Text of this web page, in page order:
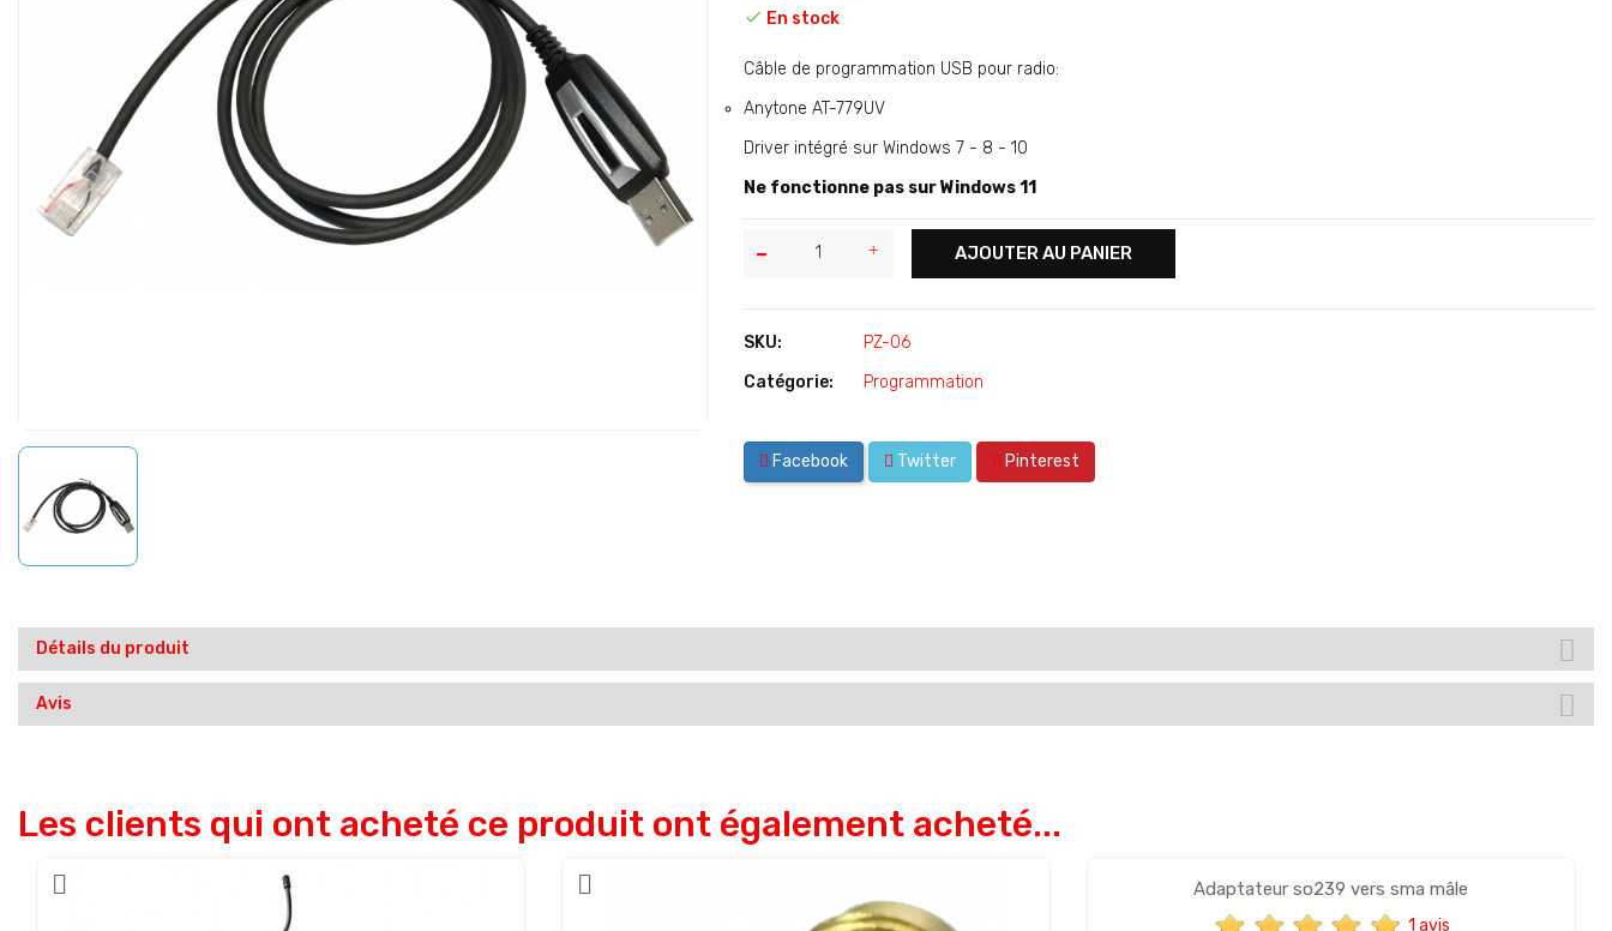
 En stock
Câble de programmation USB pour radio:
Anytone AT-779UV
Driver intégré sur Windows 7 - 8 - 10
Ne fonctionne pas sur Windows 11
AJOUTER AU PANIER
SKU:
PZ-06
Catégorie:
Programmation
Facebook Twitter Pinterest
Détails du produit
Avis
Les clients qui ont acheté ce produit ont également acheté...
Adaptateur so239 vers sma mâle
1 avis